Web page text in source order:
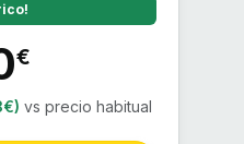
€
vs precio habitual